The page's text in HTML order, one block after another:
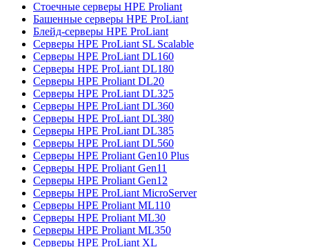
Стоечные серверы HPE Proliant
Башенные серверы HPE ProLiant
Блейд-серверы HPE ProLiant
Серверы HPE ProLiant SL Scalable
Серверы HPE ProLiant DL160
Серверы HPE ProLiant DL180
Серверы HPE Proliant DL20
Серверы HPE ProLiant DL325
Серверы HPE ProLiant DL360
Серверы HPE ProLiant DL380
Серверы HPE ProLiant DL385
Серверы HPE ProLiant DL560
Серверы HPE Proliant Gen10 Plus
Серверы HPE Proliant Gen11
Серверы HPE Proliant Gen12
Серверы HPE ProLiant MicroServer
Серверы HPE Proliant ML110
Серверы HPE Proliant ML30
Серверы HPE Proliant ML350
Серверы HPE ProLiant XL